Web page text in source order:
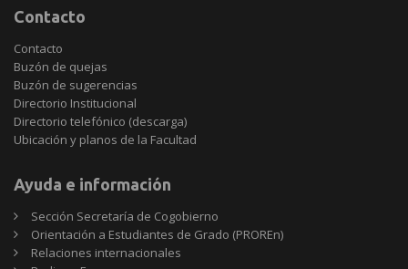
Contacto
Contacto
Buzón de quejas
Buzón de sugerencias
Directorio Institucional
Directorio telefónico (descarga)
Ubicación y planos de la Facultad
Ayuda e información
Sección Secretaría de Cogobierno
Orientación a Estudiantes de Grado (PROREn)
Relaciones internacionales